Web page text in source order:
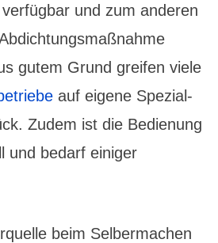
und zum anderen
gutem Grund greifen viele
auf eigene Spezial­
Zudem ist die Bedienung
und bedarf einiger
beim Selber­machen